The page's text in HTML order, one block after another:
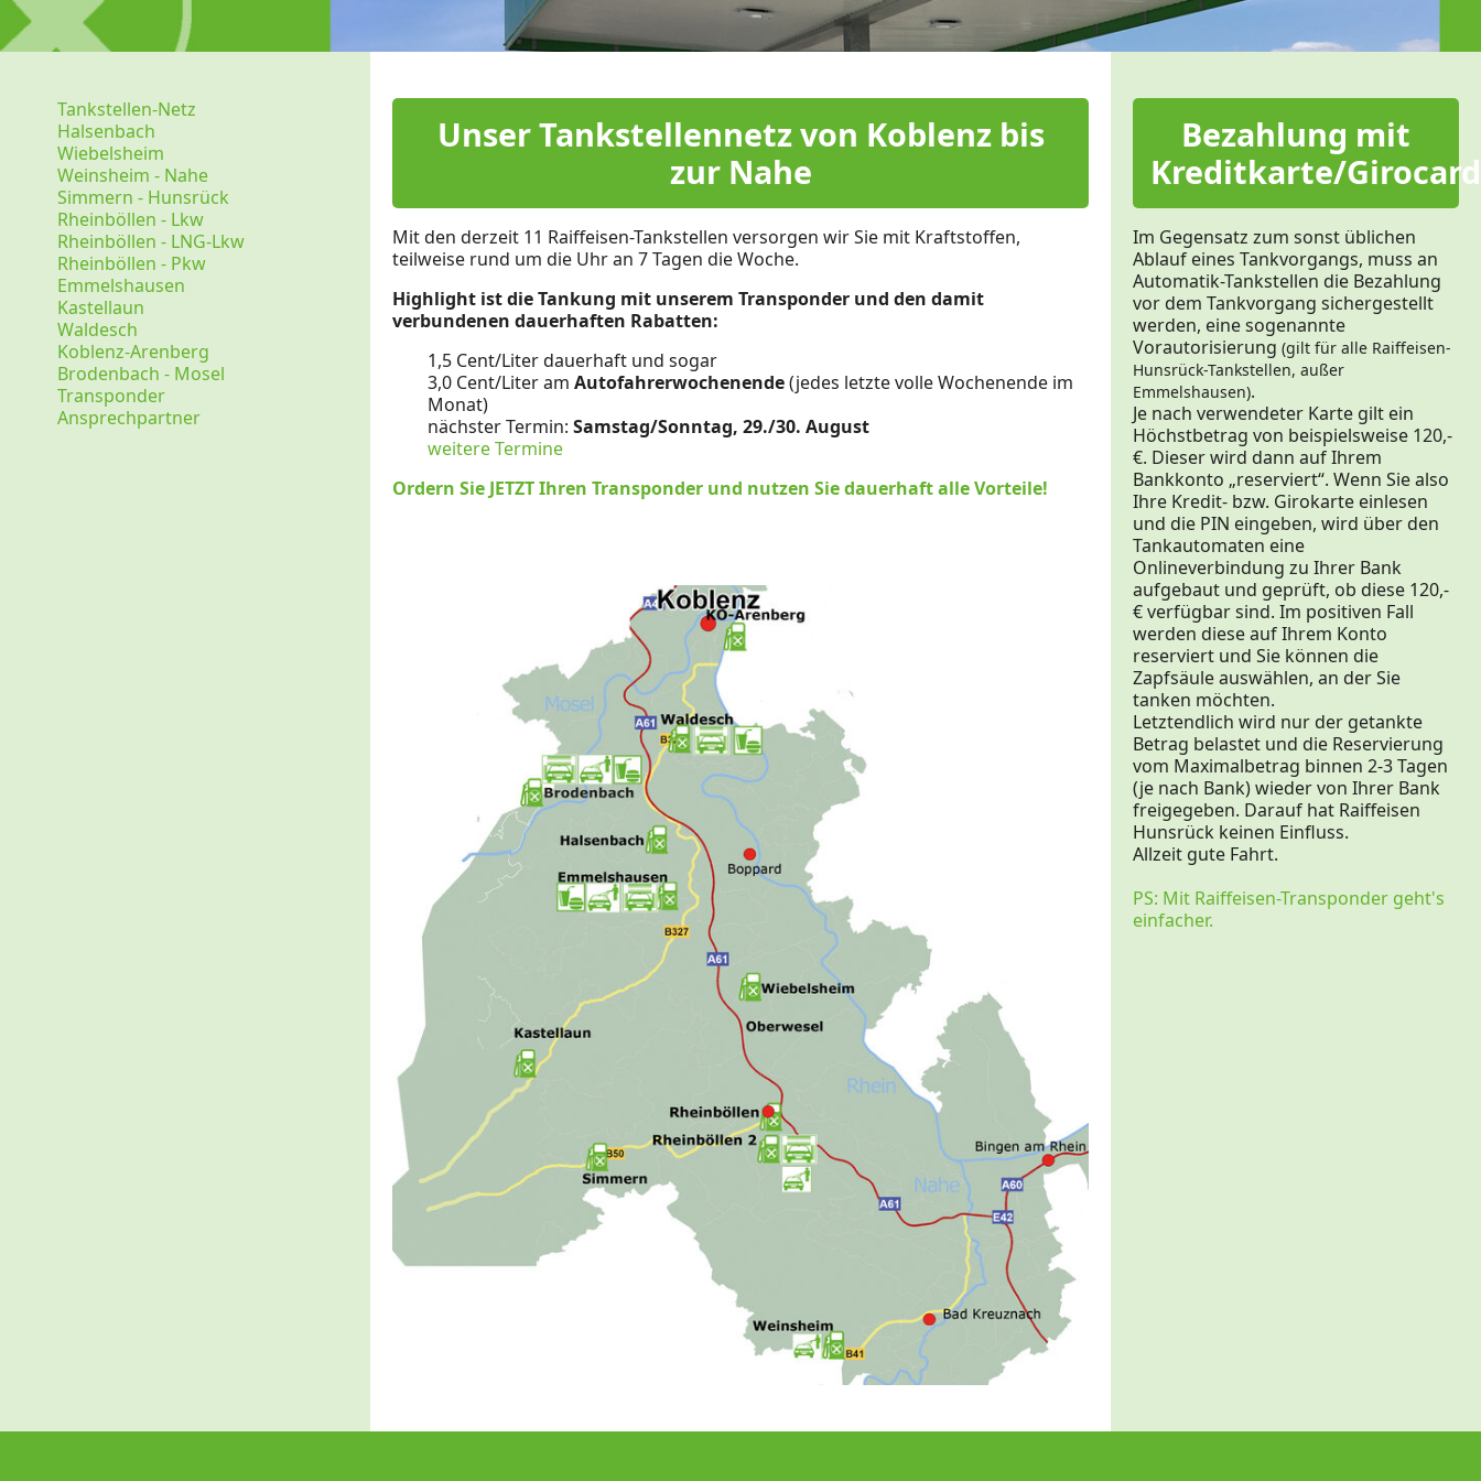
Unser Tankstellennetz von Koblenz bis
zur Nahe
Mit den derzeit 11 Raiffeisen-Tankstellen versorgen wir Sie mit Kraftstoffen,
teilweise rund um die Uhr an 7 Tagen die Woche.
Highlight ist die Tankung mit unserem Transponder und den damit
verbundenen dauerhaften Rabatten:
1,5 Cent/Liter dauerhaft und sogar
3,0 Cent/Liter am Autofahrerwochenende(jedes letzte volle Wochenende im
Monat)
nächster Termin: Samstag/Sonntag, 29./30. August
weitere Termine
Ordern Sie JETZT Ihren Transponder und nutzen Sie dauerhaft alle Vorteile!
Tankstellen-Netz
Halsenbach
Wiebelsheim
Weinsheim - Nahe
Simmern - Hunsrück
Rheinböllen - Lkw
Rheinböllen - LNG-Lkw
Rheinböllen - Pkw
Emmelshausen
Kastellaun
Waldesch
Koblenz-Arenberg
Brodenbach - Mosel
Transponder
Ansprechpartner
Bezahlung mit
Kreditkarte/Girocard
Im Gegensatz zum sonst üblichen
Ablauf eines Tankvorgangs, muss an
Automatik-Tankstellen die Bezahlung
vor dem Tankvorgang sichergestellt
werden, eine sogenannte
Vorautorisierung (gilt für alle Raiffeisen-
Hunsrück-Tankstellen, außer
Emmelshausen).
Je nach verwendeter Karte gilt ein
Höchstbetrag von beispielsweise 120,-
€. Dieser wird dann auf Ihrem
Bankkonto „reserviert“. Wenn Sie also
Ihre Kredit- bzw. Girokarte einlesen
und die PIN eingeben, wird über den
Tankautomaten eine
Onlineverbindung zu Ihrer Bank
aufgebaut und geprüft, ob diese 120,-
€ verfügbar sind. Im positiven Fall
werden diese auf Ihrem Konto
reserviert und Sie können die
Zapfsäule auswählen, an der Sie
tanken möchten.
Letztendlich wird nur der getankte
Betrag belastet und die Reservierung
vom Maximalbetrag binnen 2-3 Tagen
(je nach Bank) wieder von Ihrer Bank
freigegeben. Darauf hat Raiffeisen
Hunsrück keinen Einfluss.
Allzeit gute Fahrt.
PS: Mit Raiffeisen-Transponder geht's
einfacher.